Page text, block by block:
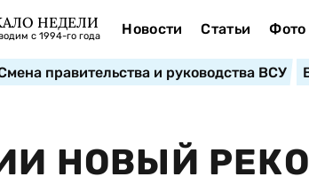
НЕДЕЛИ
с 1994-го года Новости Статьи Фото
правительства и руководства ВСУ
НОВЫЙ